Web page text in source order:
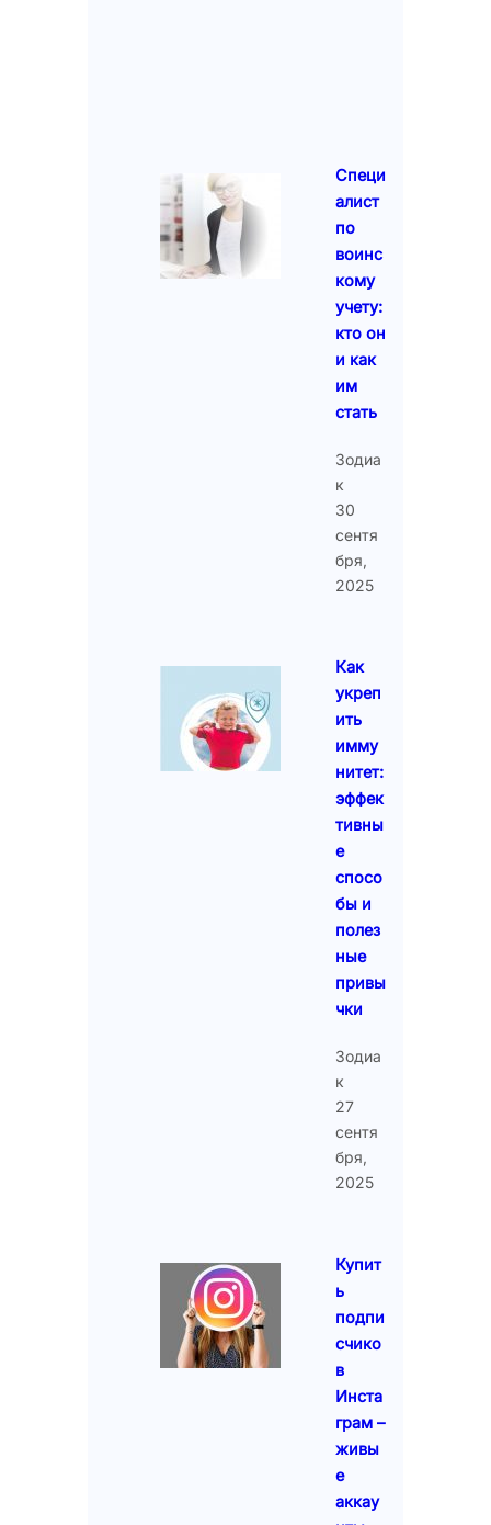
Специ
алист
по
воинс
кому
учету:
кто он
и как
им
стать
Зодиа
к
30
сентя
бря,
2025
Как
укреп
ить
имму
нитет:
эффек
тивны
е
спосо
бы и
полез
ные
привы
чки
Зодиа
к
27
сентя
бря,
2025
Купит
ь
подпи
счико
в
Инста
грам –
живы
е
аккау